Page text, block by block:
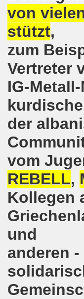
von
stützt,
zum
Vertreter
IG-
der
vom
REBELL,
Kollegen
und
anderen
am
am
ergreift
am
Bewegung am
am
Bewegung im
in der
gegen die
sind gezwungen,
bei uns in